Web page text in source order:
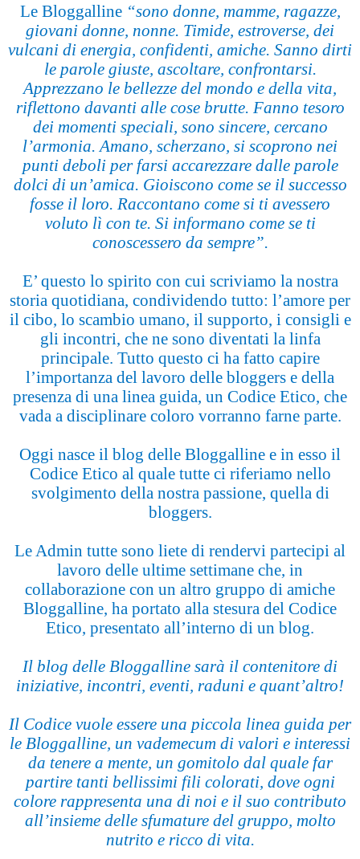
Le Bloggalline “sono donne, mamme, ragazze,
giovani donne, nonne. Timide, estroverse, dei
vulcani di energia, confidenti, amiche. Sanno dirti
le parole giuste, ascoltare, confrontarsi.
Apprezzano le bellezze del mondo e della vita,
riflettono davanti alle cose brutte. Fanno tesoro
dei momenti speciali, sono sincere, cercano
l’armonia. Amano, scherzano, si scoprono nei
punti deboli per farsi accarezzare dalle parole
dolci di un’amica. Gioiscono come se il successo
fosse il loro. Raccontano come si ti avessero
voluto lì con te. Si informano come se ti
conoscessero da sempre”.
E’ questo lo spirito con cui scriviamo la nostra
storia quotidiana, condividendo tutto: l’amore per
il cibo, lo scambio umano, il supporto, i consigli e
gli incontri, che ne sono diventati la linfa
principale. Tutto questo ci ha fatto capire
l’importanza del lavoro delle bloggers e della
presenza di una linea guida, un Codice Etico, che
vada a disciplinare coloro vorranno farne parte.
Oggi nasce il blog delle Bloggalline e in esso il
Codice Etico al quale tutte ci riferiamo nello
svolgimento della nostra passione, quella di
bloggers.
Le Admin tutte sono liete di rendervi partecipi al
lavoro delle ultime settimane che, in
collaborazione con un altro gruppo di amiche
Bloggalline, ha portato alla stesura del Codice
Etico, presentato all’interno di un blog.
Il blog delle Bloggalline sarà il contenitore di
iniziative, incontri, eventi, raduni e quant’altro!
Il Codice vuole essere una piccola linea guida per
le Bloggalline, un vademecum di valori e interessi
da tenere a mente, un gomitolo dal quale far
partire tanti bellissimi fili colorati, dove ogni
colore rappresenta una di noi e il suo contributo
all’insieme delle sfumature del gruppo, molto
nutrito e ricco di vita.